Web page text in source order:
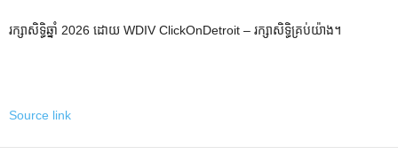
រក្សាសិទ្ធិឆ្នាំ 2026 ដោយ WDIV ClickOnDetroit – រក្សាសិទ្ធិគ្រប់យ៉ាង។
Source link